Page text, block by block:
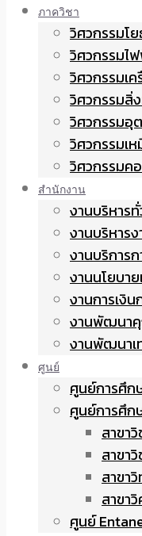
ภาควิชา
วิศวกรรมโย
วิศวกรรมไ
วิศวกรรมเ
วิศวกรรมสิ่
วิศวกรรมอุ
วิศวกรรมเ
วิศวกรรมค
สำนักงาน
งานบริหารทั่
งานบริหาร
งานบริการ
งานนโยบา
งานการเงิ
งานพัฒนา
งานพัฒนาเ
ศูนย์
ศูนย์การศึก
ศูนย์การศึก
สาขา
สาขา
สาขา
สาขา
ศูนย์